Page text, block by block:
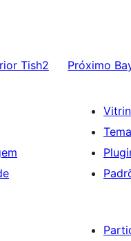
Tish2 Próximo